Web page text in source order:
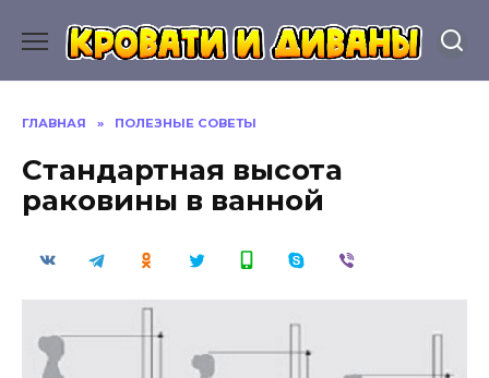
содержанию
ГЛАВНАЯ » ПОЛЕЗНЫЕ СОВЕТЫ
Стандартная высота
раковины в ванной